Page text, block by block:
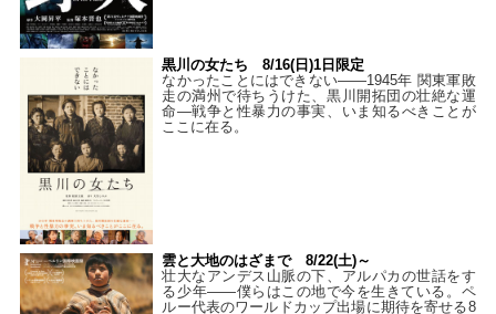
黒川の女たち 8/16(日)1日限定
なかったことにはできない——1945年 関東軍敗
走の満州で待ちうけた、黒川開拓団の壮絶な運
命―戦争と性暴力の事実、いま知るべきことが
ここに在る。
雲と大地のはざまで 8/22(土)～
壮大なアンデス山脈の下、アルパカの世話をす
る少年――僕らはこの地で今を生きている。ペ
ルー代表のワールドカップ出場に期待を寄せる8